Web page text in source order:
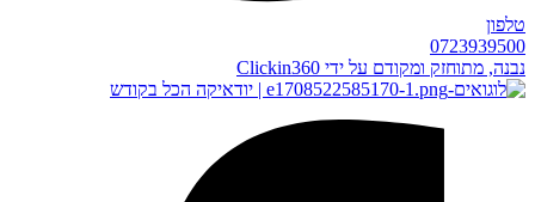
טלפון
0723939500
נבנה, מתוחזק ומקודם על ידי Clickin360